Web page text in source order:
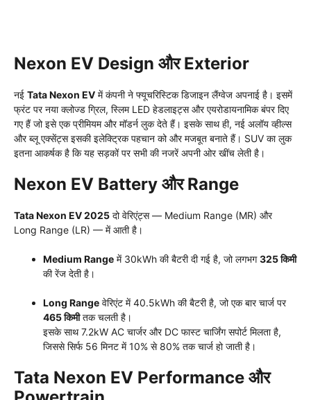
Nexon EV Design और Exterior
नई Tata Nexon EV में कंपनी ने फ्यूचरिस्टिक डिजाइन लैंग्वेज अपनाई है। इसमें
फ्रंट पर नया क्लोज्ड ग्रिल, स्लिम LED हेडलाइट्स और एयरोडायनामिक बंपर दिए
गए हैं जो इसे एक प्रीमियम और मॉडर्न लुक देते हैं। इसके साथ ही, नई अलॉय व्हील्स
और ब्लू एक्सेंट्स इसकी इलेक्ट्रिक पहचान को और मजबूत बनाते हैं। SUV का लुक
इतना आकर्षक है कि यह सड़कों पर सभी की नजरें अपनी ओर खींच लेती है।
Nexon EV Battery और Range
Tata Nexon EV 2025 दो वेरिएंट्स — Medium Range (MR) और
Long Range (LR) — में आती है।
Medium Range में 30kWh की बैटरी दी गई है, जो लगभग325 किमी
की रेंज देती है।
Long Range वेरिएंट में 40.5kWh की बैटरी है, जो एक बार चार्ज पर
465 किमीतक चलती है।
इसके साथ 7.2kW AC चार्जर और DC फास्ट चार्जिंग सपोर्ट मिलता है,
जिससे सिर्फ 56 मिनट में 10% से 80% तक चार्ज हो जाती है।
Tata Nexon EV Performance और